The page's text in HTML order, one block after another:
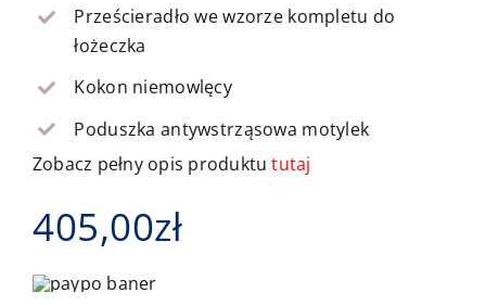
Prześcieradło we wzorze kompletu do
łożeczka
Kokon niemowlęcy
Poduszka antywstrząsowa motylek
Zobacz pełny opis produktututaj
405,00zł